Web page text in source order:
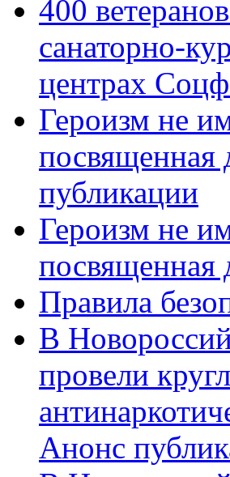
400
санаторно-
центрах
Героизм не
посвященная
публикации
Героизм не
посвященная
Правила
В
провели
Анонс